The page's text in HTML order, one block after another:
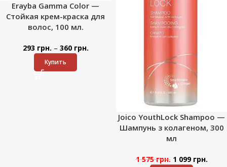
Erayba Gamma Color —
Стойкая крем-краска для
волос, 100 мл.
293 грн. – 360 грн.
Купить
Joico YouthLock Shampoo —
Шампунь з колагеном, 300
мл
1 575грн. 1 099 грн.